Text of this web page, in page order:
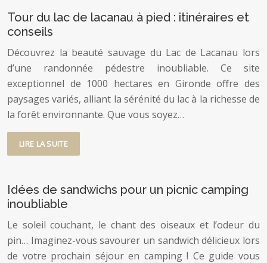
Tour du lac de lacanau à pied : itinéraires et
conseils
Découvrez la beauté sauvage du Lac de Lacanau lors
d’une randonnée pédestre inoubliable. Ce site
exceptionnel de 1000 hectares en Gironde offre des
paysages variés, alliant la sérénité du lac à la richesse de
la forêt environnante. Que vous soyez…
LIRE LA SUITE
Idées de sandwichs pour un picnic camping
inoubliable
Le soleil couchant, le chant des oiseaux et l’odeur du
pin… Imaginez-vous savourer un sandwich délicieux lors
de votre prochain séjour en camping ! Ce guide vous